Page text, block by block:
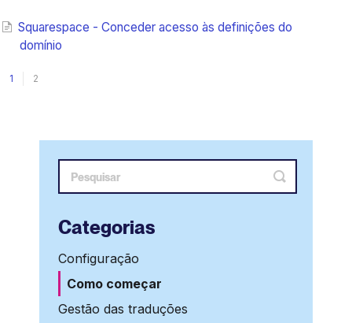
Squarespace - Conceder acesso às definições do
domínio
1 2
Categorias
Configuração
Como começar
Gestão das traduções